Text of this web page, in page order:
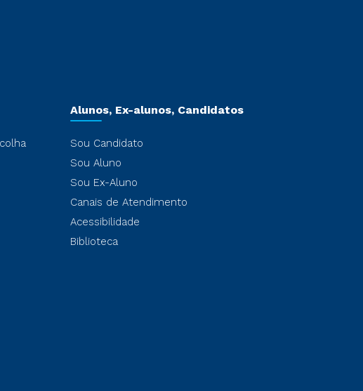
Alunos, Ex-alunos, Candidatos
Sou Candidato
Sou Aluno
Sou Ex-Aluno
Canais de Atendimento
Acessibilidade
Biblioteca